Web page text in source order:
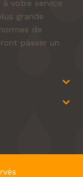
votre service
grande
de
passer un
keyboard_arrow_down
keyboard_arrow_down